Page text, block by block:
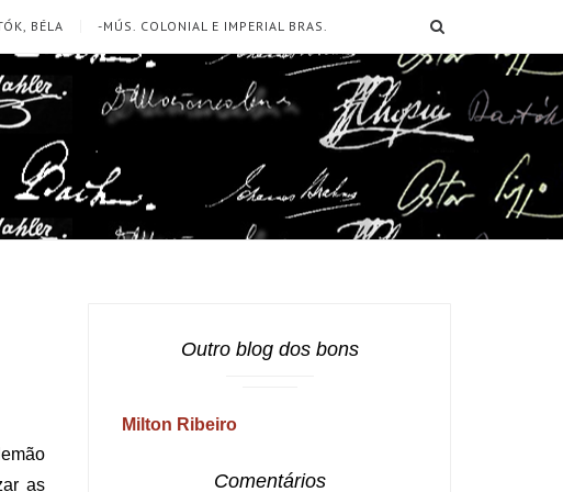
BÉLA -MÚS. COLONIAL E IMPERIAL BRAS.
as
Outro blog dos bons
Milton Ribeiro
Comentários